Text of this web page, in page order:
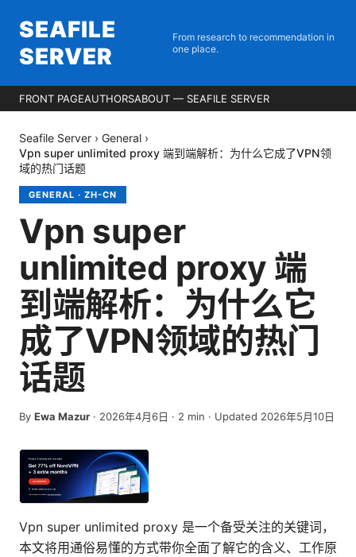
SEAFILE
SERVER
From research to recommendation in
one place.
FRONT PAGEAUTHORSABOUT — SEAFILE SERVER
Seafile Server › General ›
Vpn super unlimited proxy 端到端解析：为什么它成了VPN领
域的热门话题
GENERAL · ZH-CN
Vpn super
unlimited proxy 端
到端解析：为什么它
成了VPN领域的热门
话题
By Ewa Mazur · 2026年4月6日 · 2 min · Updated 2026年5月10日
Vpn super unlimited proxy 是一个备受关注的关键词，
本文将用通俗易懂的方式带你全面了解它的含义、工作原